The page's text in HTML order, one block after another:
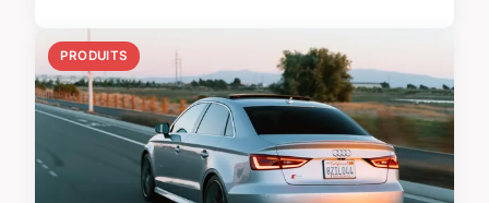
PRODUITS